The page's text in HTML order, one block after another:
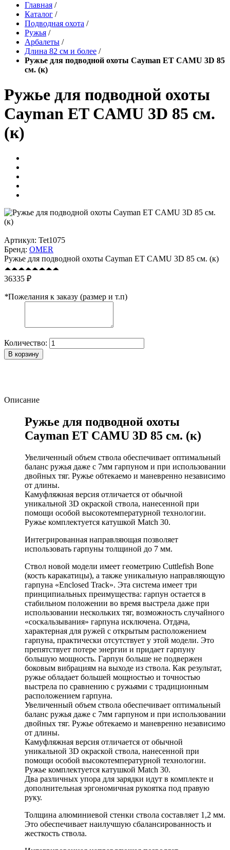
Главная /
Каталог /
Подводная охота /
Ружья /
Арбалеты /
Длина 82 см и более /
Ружье для подводной охоты Cayman ET CAMU 3D 85
см. (к)
Ружье для подводной охоты
Cayman ET CAMU 3D 85 см.
(к)
Артикул: Tet1075
Бренд: OMER
Ружье для подводной охоты Cayman ET CAMU 3D 85 см. (к)
36335 ₽
*Пожелания к заказу (размер и т.п)
Количество:
В корзину
Описание
Ружье для подводной охоты
Cayman ET CAMU 3D 85 см. (к)
Увеличенный объем ствола обеспечивает оптимальный
баланс ружья даже с 7мм гарпуном и при использовании
двойных тяг. Ружье обтекаемо и маневренно независимо
от длины.
Камуфляжная версия отличается от обычной
уникальной 3D окраской ствола, нанесенной при
помощи особой высокотемпературной технологии.
Ружье комплектуется катушкой Match 30.
Интегрированная направляющая позволяет
использовать гарпуны толщиной до 7 мм.
Ствол новой модели имеет геометрию Cuttlefish Bone
(кость каракатицы), а также уникальную направляющую
гарпуна «Enclosed Track». Эта система имеет три
принципиальных преимущества: гарпун остается в
стабильном положении во время выстрела даже при
использовании нескольких тяг, возможность случайного
«соскальзывания» гарпуна исключена. Отдача,
характерная для ружей с открытым расположением
гарпуна, практически отсутствует у этой модели. Это
препятствует потере энергии и придает гарпуну
большую мощность. Гарпун больше не подвержен
боковым вибрациям на выходе из ствола. Как результат,
ружье обладает большей мощностью и точностью
выстрела по сравнению с ружьями с традиционным
расположением гарпуна.
Увеличенный объем ствола обеспечивает оптимальный
баланс ружья даже с 7мм гарпуном и при использовании
двойных тяг. Ружье обтекаемо и маневренно независимо
от длины.
Камуфляжная версия отличается от обычной
уникальной 3D окраской ствола, нанесенной при
помощи особой высокотемпературной технологии.
Ружье комплектуется катушкой Match 30.
Два различных упора для зарядки идут в комплекте и
дополнительная эргономичная рукоятка под правую
руку.
Толщина алюминиевой стенки ствола составляет 1,2 мм.
Это обеспечивает наилучшую сбалансированность и
жесткость ствола.